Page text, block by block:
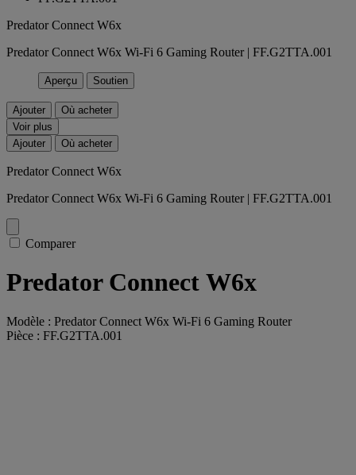
Predator Connect W6x
Predator Connect W6x Wi-Fi 6 Gaming Router | FF.G2TTA.001
Aperçu Soutien
Ajouter
Où acheter
Voir plus
Ajouter
Où acheter
Predator Connect W6x
Predator Connect W6x Wi-Fi 6 Gaming Router | FF.G2TTA.001
Comparer
Predator Connect W6x
Modèle : Predator Connect W6x Wi-Fi 6 Gaming Router
Pièce : FF.G2TTA.001